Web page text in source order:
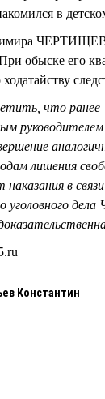
в
ЧЕРТИЩЕВА
обыске его
что
лишения
в
уголовного
Константин